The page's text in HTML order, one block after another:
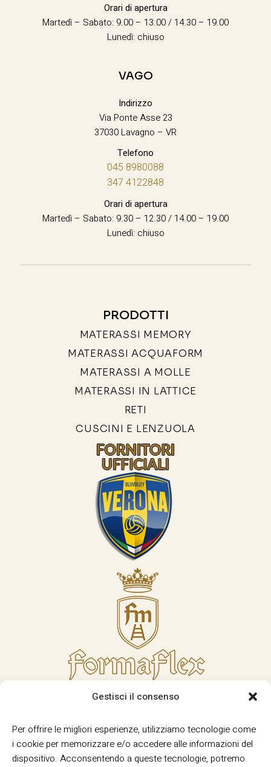
Gestisci il consenso
Per offrire le migliori esperienze, utilizziamo tecnologie come
i cookie per memorizzare e/o accedere alle informazioni del
dispositivo. Acconsentendo a queste tecnologie, potremo
Orari di apertura
Martedì – Sabato: 9.00 – 13.00 / 14.30 – 19.00
Lunedì: chiuso
VAGO
Indirizzo
Via Ponte Asse 23
37030 Lavagno – VR
Telefono
045 8980088
347 4122848
Orari di apertura
Martedì – Sabato: 9.30 – 12.30 / 14.00 – 19.00
Lunedì: chiuso
PRODOTTI
MATERASSI MEMORY
MATERASSI ACQUAFORM
MATERASSI A MOLLE
MATERASSI IN LATTICE
RETI
CUSCINI E LENZUOLA